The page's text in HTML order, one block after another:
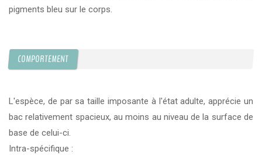
pigments bleu sur le corps.
COMPORTEMENT
L'espèce, de par sa taille imposante à l'état adulte, apprécie un
bac relativement spacieux, au moins au niveau de la surface de
base de celui-ci.
Intra-spécifique :